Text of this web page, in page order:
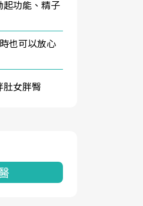
功能、精子
也可以放心
女胖臀